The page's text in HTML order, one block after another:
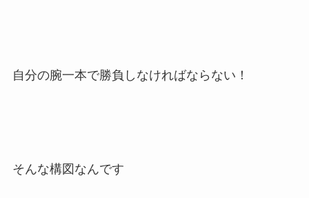
自分の腕一本で勝負しなければならない！
そんな構図なんです